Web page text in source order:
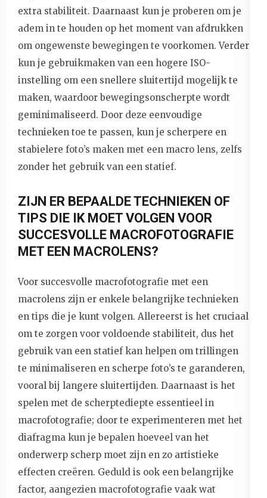
extra stabiliteit. Daarnaast kun je proberen om je
adem in te houden op het moment van afdrukken
om ongewenste bewegingen te voorkomen. Verder
kun je gebruikmaken van een hogere ISO-
instelling om een snellere sluitertijd mogelijk te
maken, waardoor bewegingsonscherpte wordt
geminimaliseerd. Door deze eenvoudige
technieken toe te passen, kun je scherpere en
stabielere foto’s maken met een macro lens, zelfs
zonder het gebruik van een statief.
ZIJN ER BEPAALDE TECHNIEKEN OF
TIPS DIE IK MOET VOLGEN VOOR
SUCCESVOLLE MACROFOTOGRAFIE
MET EEN MACROLENS?
Voor succesvolle macrofotografie met een
macrolens zijn er enkele belangrijke technieken
en tips die je kunt volgen. Allereerst is het cruciaal
om te zorgen voor voldoende stabiliteit, dus het
gebruik van een statief kan helpen om trillingen
te minimaliseren en scherpe foto’s te garanderen,
vooral bij langere sluitertijden. Daarnaast is het
spelen met de scherptediepte essentieel in
macrofotografie; door te experimenteren met het
diafragma kun je bepalen hoeveel van het
onderwerp scherp moet zijn en zo artistieke
effecten creëren. Geduld is ook een belangrijke
factor, aangezien macrofotografie vaak wat